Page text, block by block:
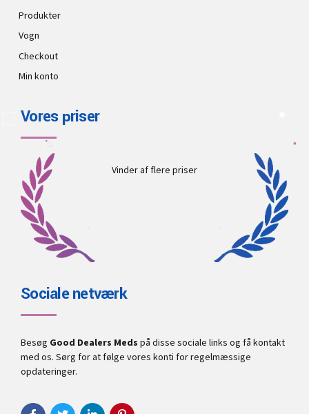
Produkter
Vogn
Checkout
Min konto
Vores priser
Vinder af flere priser
Sociale netværk
Besøg Good Dealers Meds på disse sociale links og få kontakt
med os. Sørg for at følge vores konti for regelmæssige
opdateringer.